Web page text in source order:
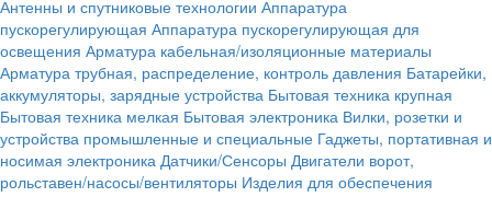
Антенны и спутниковые технологии Аппаратура
пускорегулирующая Аппаратура пускорегулирующая для
освещения Арматура кабельная/изоляционные материалы
Арматура трубная, распределение, контроль давления Батарейки,
аккумуляторы, зарядные устройства Бытовая техника крупная
Бытовая техника мелкая Бытовая электроника Вилки, розетки и
устройства промышленные и специальные Гаджеты, портативная и
носимая электроника Датчики/Сенсоры Двигатели ворот,
рольставен/насосы/вентиляторы Изделия для обеспечения